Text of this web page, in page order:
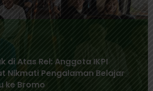
di Atas Rel: Anggota IKPI
Nikmati Pengalaman Belajar
ke Bromo